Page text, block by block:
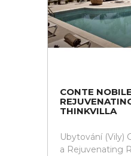
CONTE
THINKVILLA
Ubytování (Vily)
a Rejuvenating